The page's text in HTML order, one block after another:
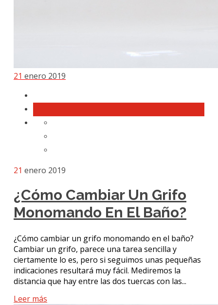
21 enero 2019
21 enero 2019
¿Cómo Cambiar Un Grifo
Monomando En El Baño?
¿Cómo cambiar un grifo monomando en el baño?
Cambiar un grifo, parece una tarea sencilla y
ciertamente lo es, pero si seguimos unas pequeñas
indicaciones resultará muy fácil. Mediremos la
distancia que hay entre las dos tuercas con las...
Leer más